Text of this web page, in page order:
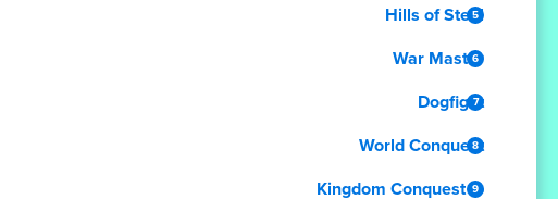
Hills of Steel
War Master
Dogfight
World Conquest
Kingdom Conquest io